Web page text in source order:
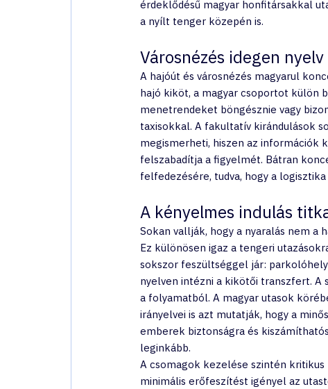
érdeklődésű magyar honfitársakkal
a nyílt tenger közepén is.
Városnézés idegen
A hajóút és városnézés magyarul
hajó kiköt, a magyar csoportot külön
menetrendeket böngésznie vagy
taxisokkal. A fakultatív kirándulások
megismerheti, hiszen az információk
felszabadítja a figyelmét. Bátran
felfedezésére, tudva, hogy a
A kényelmes indulás
Sokan vallják, hogy a nyaralás nem a
Ez különösen igaz a tengeri
sokszor feszültséggel jár:
nyelven intézni a kikötői transzfert.
a folyamatból. A magyar utasok
irányelvei is azt mutatják, hogy a
emberek biztonságra és
leginkább.
A csomagok kezelése szintén
minimális erőfeszítést igényel az